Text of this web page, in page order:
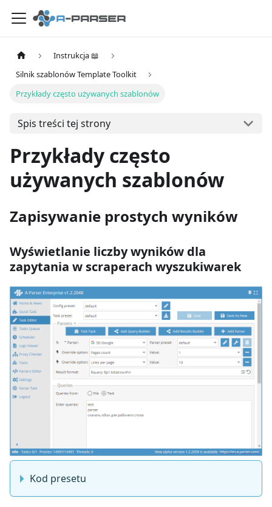
Instrukcja 📖
Silnik szablonów Template Toolkit
Przykłady często używanych szablonów
Spis treści tej strony
Przykłady często
używanych szablonów
Zapisywanie prostych wyników
Wyświetlanie liczby wyników dla
zapytania w scraperach wyszukiwarek
Kod presetu